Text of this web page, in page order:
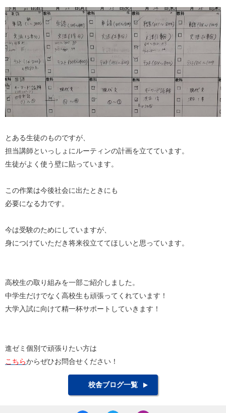
とある生徒のものですが、
担当講師といっしょにルーティンの計画を立てています。
生徒がよく使う壁に貼っています。
この作業は今後社会に出たときにも
必要になる力です。
今は受験のためにしていますが、
身につけていただき将来役立ててほしいと思っています。
高校生の取り組みを一部ご紹介しました。
中学生だけでなく高校生も頑張ってくれています！
大学入試に向けて精一杯サポートしていきます！
進ゼミ個別で頑張りたい方は
こちらからぜひお問合せください！
校舎ブログ一覧